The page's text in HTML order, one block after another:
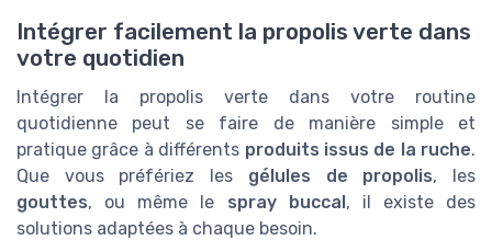
Intégrer facilement la propolis verte dans
votre quotidien
Intégrer la propolis verte dans votre routine
quotidienne peut se faire de manière simple et
pratique grâce à différents produits issus de la ruche.
Que vous préfériez les gélules de propolis, les
gouttes, ou même le spray buccal, il existe des
solutions adaptées à chaque besoin.